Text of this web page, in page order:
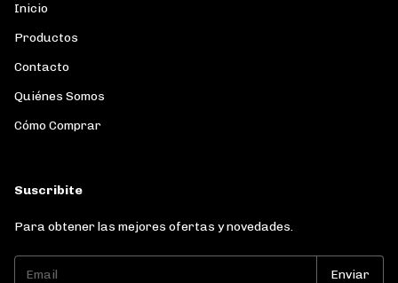
Inicio
Productos
Contacto
Quiénes Somos
Cómo Comprar
Suscribite
Para obtener las mejores ofertas y novedades.